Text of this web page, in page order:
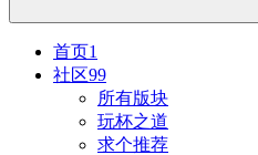
首页1
社区99
所有版块
玩杯之道
求个推荐